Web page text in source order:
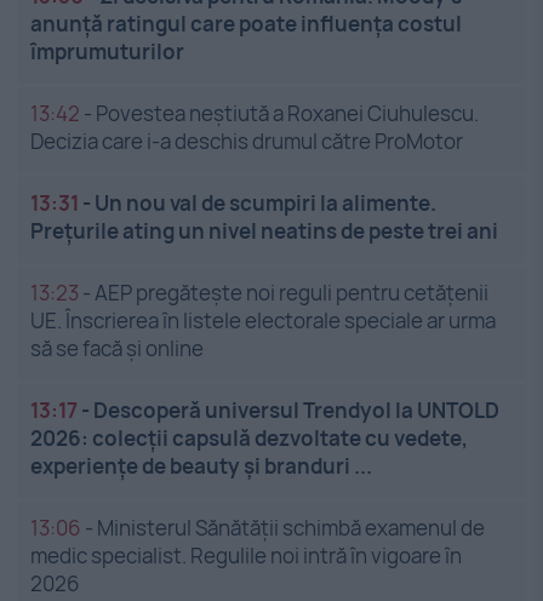
anunță ratingul care poate influența costul
împrumuturilor
13:42 - Povestea neștiută a Roxanei Ciuhulescu.
Decizia care i-a deschis drumul către ProMotor
13:31 - Un nou val de scumpiri la alimente.
Prețurile ating un nivel neatins de peste trei ani
13:23 -AEP pregătește noi reguli pentru cetățenii
UE. Înscrierea în listele electorale speciale ar urma
să se facă și online
13:17 - Descoperă universul Trendyol la UNTOLD
2026: colecții capsulă dezvoltate cu vedete,
experiențe de beauty și branduri ...
13:06 - Ministerul Sănătății schimbă examenul de
medic specialist. Regulile noi intră în vigoare în
2026